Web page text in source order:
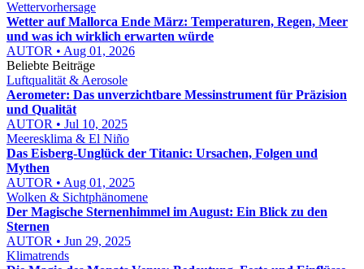
Wettervorhersage
Wetter auf Mallorca Ende März: Temperaturen, Regen, Meer
und was ich wirklich erwarten würde
AUTOR • Aug 01, 2026
Beliebte Beiträge
Luftqualität & Aerosole
Aerometer: Das unverzichtbare Messinstrument für Präzision
und Qualität
AUTOR • Jul 10, 2025
Meeresklima & El Niño
Das Eisberg-Unglück der Titanic: Ursachen, Folgen und
Mythen
AUTOR • Aug 01, 2025
Wolken & Sichtphänomene
Der Magische Sternenhimmel im August: Ein Blick zu den
Sternen
AUTOR • Jun 29, 2025
Klimatrends